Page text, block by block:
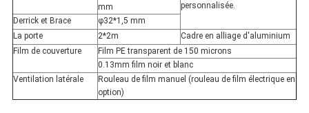
personnalisée.
mm
Derrick et Brace
φ32*1,5 mm
La porte
2*2m
Cadre en alliage d'aluminium
Film de couverture
Film PE transparent de 150 microns
0.13mm film noir et blanc
Ventilation latérale
Rouleau de film manuel (rouleau de film électrique en
option)